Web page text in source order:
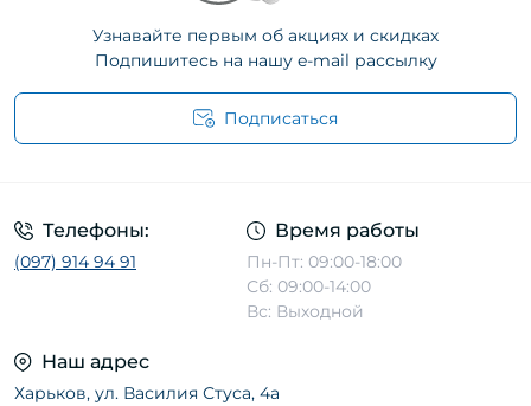
Узнавайте первым об акциях и скидках
Подпишитесь на нашу e-mail рассылку
Подписаться
Телефоны:
(097) 914 94 91
Время работы
Пн-Пт: 09:00-18:00
Сб: 09:00-14:00
Вс: Выходной
Наш адрес
Харьков, ул. Василия Стуса, 4а